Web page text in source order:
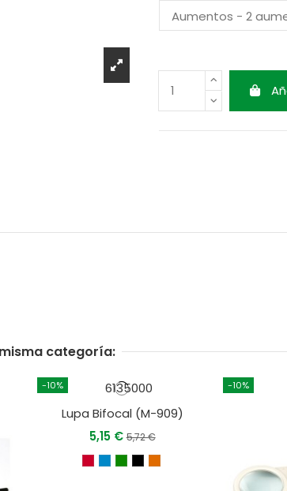
categoría:
-10%
Lupa Bifocal (M-909)
5,15 €5,72 €
-10%